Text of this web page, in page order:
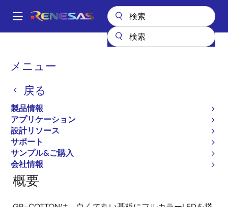
ン
Main
メニュー
戻る
製品情報
アプリケーション
設計リソース
サポート
サンプル&ご購入
会社情報
パ
く
ず
ガジェットルネサス
ガジェットルネサス
GR-COTTON
ページセクションへ移動：
概要